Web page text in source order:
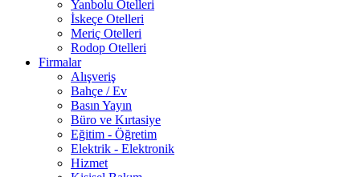
Yanbolu Otelleri
İskeçe Otelleri
Meriç Otelleri
Rodop Otelleri
Firmalar
Alışveriş
Bahçe / Ev
Basın Yayın
Büro ve Kırtasiye
Eğitim - Öğretim
Elektrik - Elektronik
Hizmet